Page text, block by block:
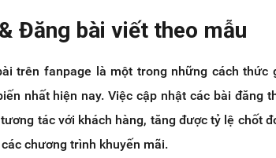
Đăng bài viết theo mẫu
trên fanpage là một trong những cách thức
nhất hiện nay. Việc cập nhật các bài đăng
tác với khách hàng, tăng được tỷ lệ chốt
chương trình khuyến mãi.